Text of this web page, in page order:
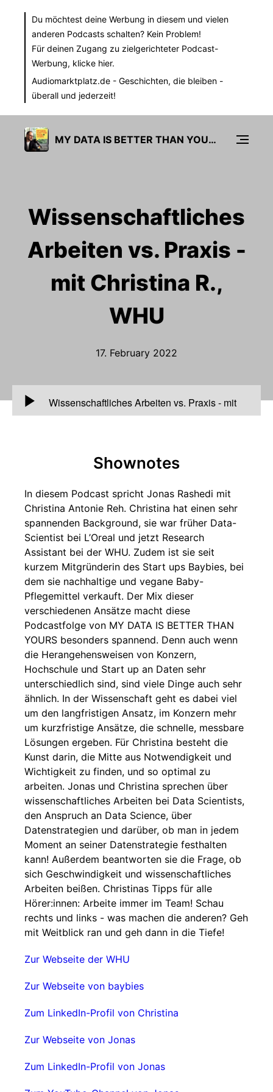
Du möchtest deine Werbung in diesem und vielen
anderen Podcasts schalten? Kein Problem!
Für deinen Zugang zu zielgerichteter Podcast-
Werbung, klicke hier.
Audiomarktplatz.de - Geschichten, die bleiben -
überall und jederzeit!
MY DATA IS BETTER THAN YOURS
Wissenschaftliches
Arbeiten vs. Praxis -
mit Christina R.,
WHU
17. February 2022
00:00
Wissenschaftliches Arbeiten vs. Praxis - mit
Christina R., WHU
Shownotes
In diesem Podcast spricht Jonas Rashedi mit
Christina Antonie Reh. Christina hat einen sehr
spannenden Background, sie war früher Data-
Scientist bei L’Oreal und jetzt Research
Assistant bei der WHU. Zudem ist sie seit
kurzem Mitgründerin des Start ups Baybies, bei
dem sie nachhaltige und vegane Baby-
Pflegemittel verkauft. Der Mix dieser
verschiedenen Ansätze macht diese
Podcastfolge von MY DATA IS BETTER THAN
YOURS besonders spannend. Denn auch wenn
die Herangehensweisen von Konzern,
Hochschule und Start up an Daten sehr
unterschiedlich sind, sind viele Dinge auch sehr
ähnlich. In der Wissenschaft geht es dabei viel
um den langfristigen Ansatz, im Konzern mehr
um kurzfristige Ansätze, die schnelle, messbare
Lösungen ergeben. Für Christina besteht die
Kunst darin, die Mitte aus Notwendigkeit und
Wichtigkeit zu finden, und so optimal zu
arbeiten. Jonas und Christina sprechen über
wissenschaftliches Arbeiten bei Data Scientists,
den Anspruch an Data Science, über
Datenstrategien und darüber, ob man in jedem
Moment an seiner Datenstrategie festhalten
kann! Außerdem beantworten sie die Frage, ob
sich Geschwindigkeit und wissenschaftliches
Arbeiten beißen. Christinas Tipps für alle
Hörer:innen: Arbeite immer im Team! Schau
rechts und links - was machen die anderen? Geh
mit Weitblick ran und geh dann in die Tiefe!
Zur Webseite der WHU
Zur Webseite von baybies
Zum LinkedIn-Profil von Christina
Zur Webseite von Jonas
Zum LinkedIn-Profil von Jonas